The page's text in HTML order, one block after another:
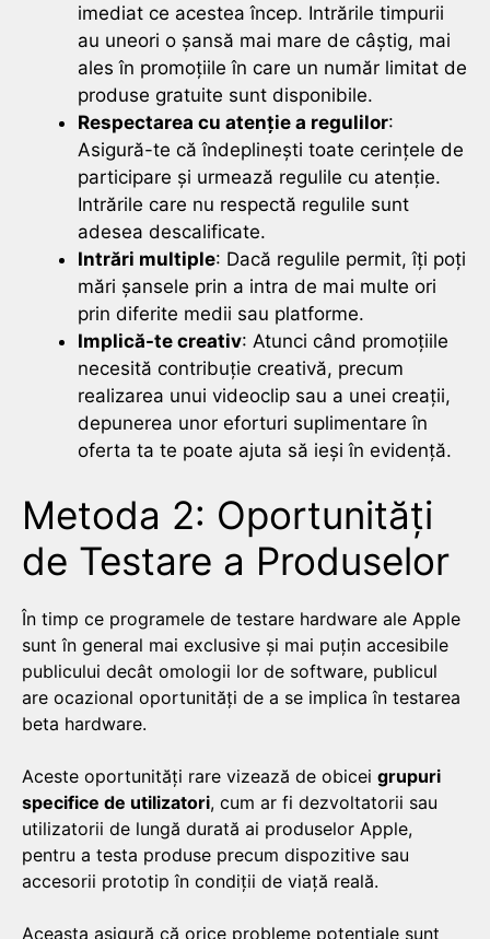
imediat ce acestea încep. Intrările timpurii
au uneori o șansă mai mare de câștig, mai
ales în promoțiile în care un număr limitat de
produse gratuite sunt disponibile.
Respectarea cu atenție a regulilor:
Asigură-te că îndeplinești toate cerințele de
participare și urmează regulile cu atenție.
Intrările care nu respectă regulile sunt
adesea descalificate.
Intrări multiple: Dacă regulile permit, îți poți
mări șansele prin a intra de mai multe ori
prin diferite medii sau platforme.
Implică-te creativ: Atunci când promoțiile
necesită contribuție creativă, precum
realizarea unui videoclip sau a unei creații,
depunerea unor eforturi suplimentare în
oferta ta te poate ajuta să ieși în evidență.
Metoda 2: Oportunități
de Testare a Produselor
În timp ce programele de testare hardware ale Apple
sunt în general mai exclusive și mai puțin accesibile
publicului decât omologii lor de software, publicul
are ocazional oportunități de a se implica în testarea
beta hardware.
Aceste oportunități rare vizează de obicei grupuri
specifice de utilizatori, cum ar fi dezvoltatorii sau
utilizatorii de lungă durată ai produselor Apple,
pentru a testa produse precum dispozitive sau
accesorii prototip în condiții de viață reală.
Aceasta asigură că orice probleme potențiale sunt